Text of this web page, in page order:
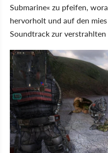
Submarine« zu pfeifen,
hervorholt und auf den
Soundtrack zur